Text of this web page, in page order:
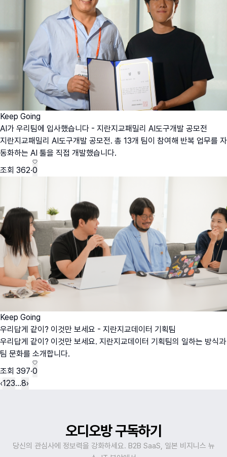
Keep Going
AI가 우리팀에 입사했습니다 - 지란지교패밀리 AI도구개발 공모전
지란지교패밀리 AI도구개발 공모전. 총 13개 팀이 참여해 반복 업무를 자
동화하는 AI 툴을 직접 개발했습니다.
조회 362·0
Keep Going
우리답게 같이? 이것만 보세요 - 지란지교데이터 기획팀
우리답게 같이? 이것만 보세요. 지란지교데이터 기획팀의 일하는 방식과
팀 문화를 소개합니다.
조회 397·0
‹123…8›
오디오방 구독하기
당신의 관심사에 정보력을 강화하세요. B2B SaaS, 일본 비지니스 뉴